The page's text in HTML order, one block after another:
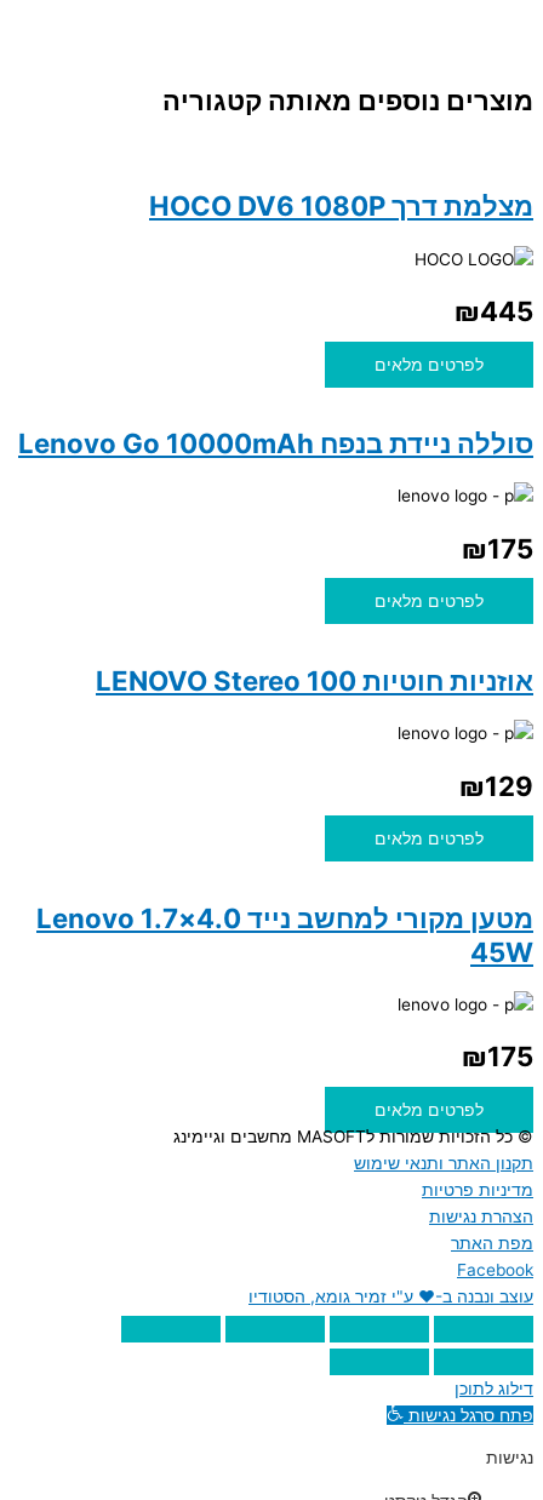
מוצרים נוספים מאותה קטגוריה
מצלמת דרך HOCO DV6 1080P
₪445
לפרטים מלאים
סוללה ניידת בנפח Lenovo Go 10000mAh
₪175
לפרטים מלאים
אוזניות חוטיות 100 LENOVO Stereo
₪129
לפרטים מלאים
מטען מקורי למחשב נייד 4.0×1.7 Lenovo
45W
₪175
לפרטים מלאים
© כל הזכויות שמורות לMASOFT מחשבים וגיימינג
תקנון האתר ותנאי שימוש
מדיניות פרטיות
הצהרת נגישות
מפת האתר
Facebook
עוצב ונבנה ב-♥︎ ע"י זמיר גומא, הסטודיו
דילוג לתוכן
פתח סרגל נגישות
נגישות